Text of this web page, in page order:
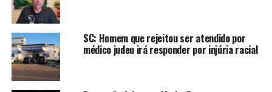
SC: Homem que rejeitou ser atendido por
médico judeu irá responder por injúria racial